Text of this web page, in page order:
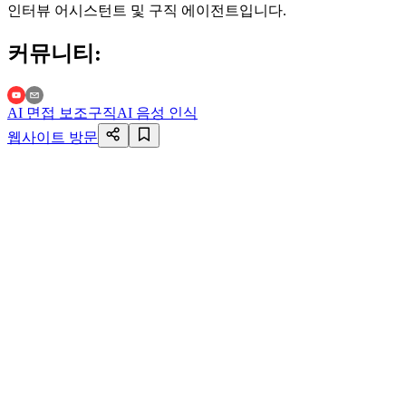
인터뷰 어시스턴트 및 구직 에이전트입니다.
커뮤니티 :
AI 면접 보조구직AI 음성 인식
웹사이트 방문